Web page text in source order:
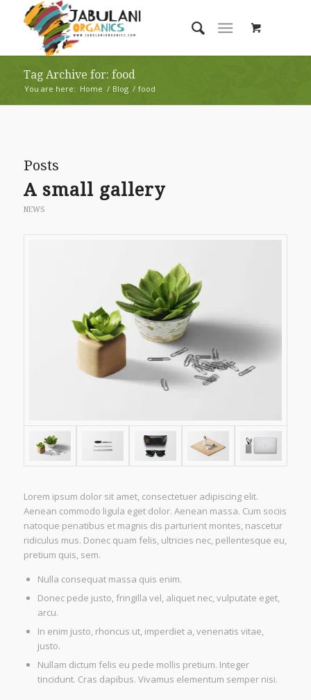
Tag Archive for: food
You are here: Home / Blog / food
Posts
A small gallery
NEWS
Lorem ipsum dolor sit amet, consectetuer adipiscing elit.
Aenean commodo ligula eget dolor. Aenean massa. Cum sociis
natoque penatibus et magnis dis parturient montes, nascetur
ridiculus mus. Donec quam felis, ultricies nec, pellentesque eu,
pretium quis, sem.
Nulla consequat massa quis enim.
Donec pede justo, fringilla vel, aliquet nec, vulputate eget,
arcu.
In enim justo, rhoncus ut, imperdiet a, venenatis vitae,
justo.
Nullam dictum felis eu pede mollis pretium. Integer
tincidunt. Cras dapibus. Vivamus elementum semper nisi.